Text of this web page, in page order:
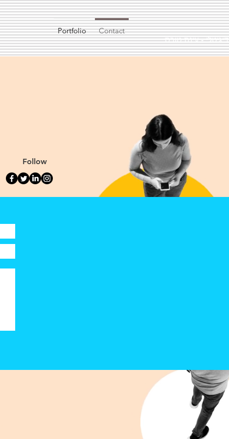
Portfolio
Contact
דיגיטלי - עינת טורס
Follow